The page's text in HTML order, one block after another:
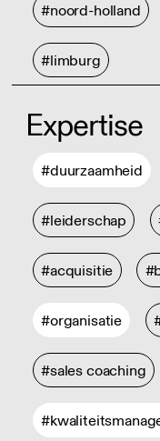
#noord-holland
#limburg
Expertise
#duurzaamheid
#leiderschap
#acquisitie
#organisatie
#sales coaching